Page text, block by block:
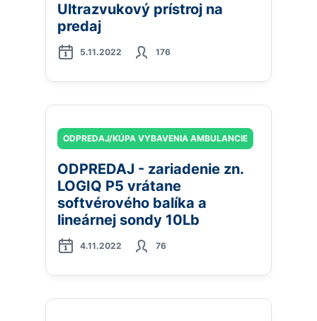
Ultrazvukový prístroj na
predaj
5.11.2022 176
ODPREDAJ/KÚPA VYBAVENIA AMBULANCIE
ODPREDAJ - zariadenie zn.
LOGIQ P5 vrátane
softvérového balíka a
lineárnej sondy 10Lb
4.11.2022 76